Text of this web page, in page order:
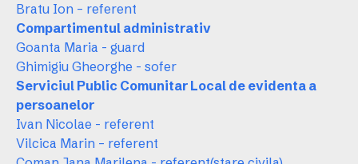
Bratu Ion – referent
Compartimentul administrativ
Goanta Maria - guard
Ghimigiu Gheorghe - sofer
Serviciul Public Comunitar Local de evidenta a
persoanelor
Ivan Nicolae - referent
Vilcica Marin – referent